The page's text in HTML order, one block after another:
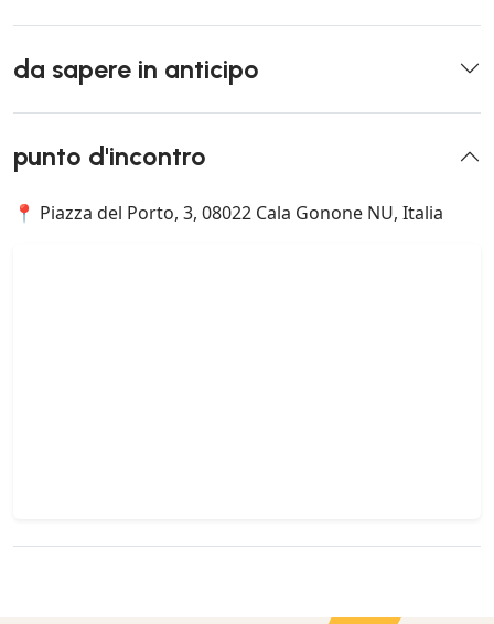
da sapere in anticipo
punto d'incontro
📍 Piazza del Porto, 3, 08022 Cala Gonone NU, Italia